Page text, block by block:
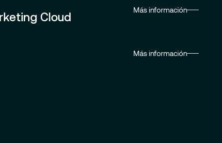
Cloud
Más información
Más información